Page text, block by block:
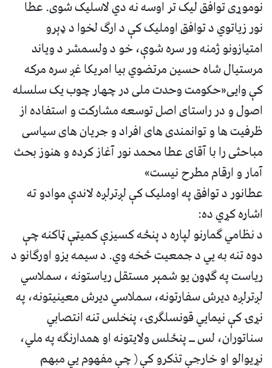
نوموړی توافق لیک تر اوسه نه دي لاسلیک شوی. عطا
نور زیاتوي د توافق اوملیک کې د ارګ لخوا د ډېرو
امتیازونو ژمنه ور سره شوې، خو د ولسمشر د ویاند
مرستیال شاه حسین مرتضوي بیا امریکا غږ سره مرکه
کې وايی«حکومت وحدت ملی در چهار چوب یک سلسله
اصول و در راستای اصل توسعه مشارکت و استفاده از
ظرفیت ها و توانمندی های افراد و جریان های سیاسی
مباحثی را با آقای عطا محمد نور آغاز کرده و هنوز بحث
آمار و ارقام مطرح نیست»
عطانور د توافق په اوملیک کې لږترلږه لاندې موادو ته
اشاره کړي ده:
د نظامي ګمارنو لپاره د پنځه کسیزې کمیټې ټاکنه چې
دوه تنه به يي د جمعیت څخه وي. د سیمه یزو اورګانو د
ریاست په ګډون یو شمېر مستقل ریاستونه ، سملاسي
لږترلږه دیرش سفارتونه، سملاسي دیرش معینیتونه، په
نړۍ کې نیمايي قونسلګرۍ، پنخلس تنه انتصابي
سناتوران، لس ــ پنځلس ولایتونه او همدارنګه په ملي،
نړیوالو او خارجې تذکرو کې ( چې مفهوم يي مبهم